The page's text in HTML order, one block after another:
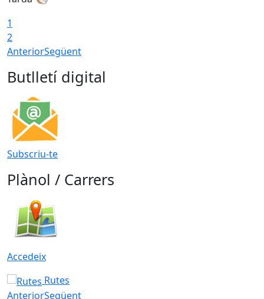
1
2
AnteriorSegüent
Butlletí digital
Subscriu-te
Plànol / Carrers
Accedeix
Rutes
AnteriorSegüent